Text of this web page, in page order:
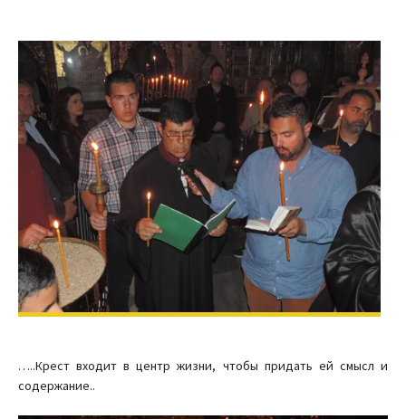
…..Крест входит в центр жизни, чтобы придать ей смысл и
содержание..